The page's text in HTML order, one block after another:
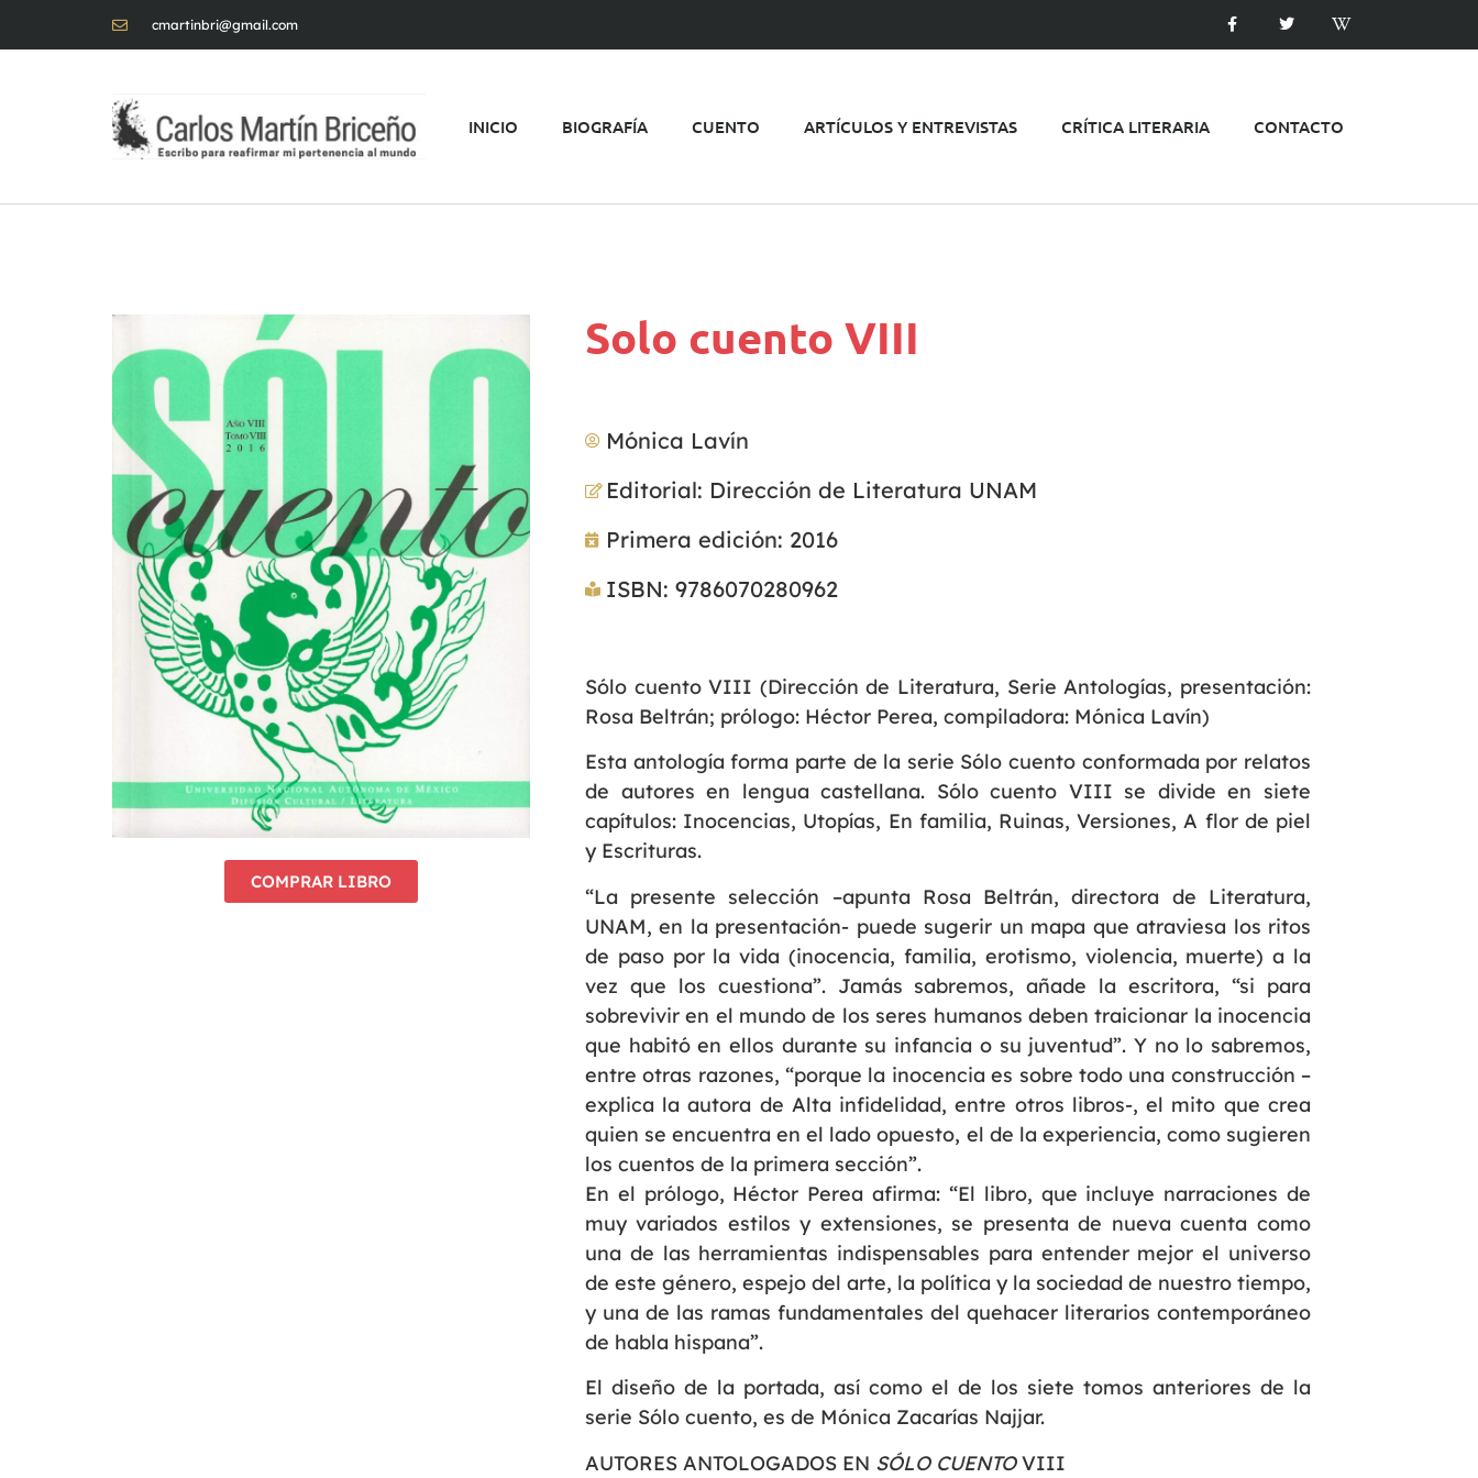
cmartinbri@gmail.com
INICIO BIOGRAFÍA CUENTO ARTÍCULOS Y ENTREVISTAS CRÍTICA LITERARIA CONTACTO
COMPRAR LIBRO
Solo cuento VIII
Mónica Lavín
Editorial: Dirección de Literatura UNAM
Primera edición: 2016
ISBN: 9786070280962
Sólo cuento VIII (Dirección de Literatura, Serie Antologías, presentación:
Rosa Beltrán; prólogo: Héctor Perea, compiladora: Mónica Lavín)
Esta antología forma parte de la serie Sólo cuento conformada por relatos
de autores en lengua castellana. Sólo cuento VIII se divide en siete
capítulos: Inocencias, Utopías, En familia, Ruinas, Versiones, A flor de piel
y Escrituras.
“La presente selección –apunta Rosa Beltrán, directora de Literatura,
UNAM, en la presentación- puede sugerir un mapa que atraviesa los ritos
de paso por la vida (inocencia, familia, erotismo, violencia, muerte) a la
vez que los cuestiona”. Jamás sabremos, añade la escritora, “si para
sobrevivir en el mundo de los seres humanos deben traicionar la inocencia
que habitó en ellos durante su infancia o su juventud”. Y no lo sabremos,
entre otras razones, “porque la inocencia es sobre todo una construcción –
explica la autora de Alta infidelidad, entre otros libros-, el mito que crea
quien se encuentra en el lado opuesto, el de la experiencia, como sugieren
los cuentos de la primera sección”.
En el prólogo, Héctor Perea afirma: “El libro, que incluye narraciones de
muy variados estilos y extensiones, se presenta de nueva cuenta como
una de las herramientas indispensables para entender mejor el universo
de este género, espejo del arte, la política y la sociedad de nuestro tiempo,
y una de las ramas fundamentales del quehacer literarios contemporáneo
de habla hispana”.
El diseño de la portada, así como el de los siete tomos anteriores de la
serie Sólo cuento, es de Mónica Zacarías Najjar.
AUTORES ANTOLOGADOS EN SÓLO CUENTOVIII